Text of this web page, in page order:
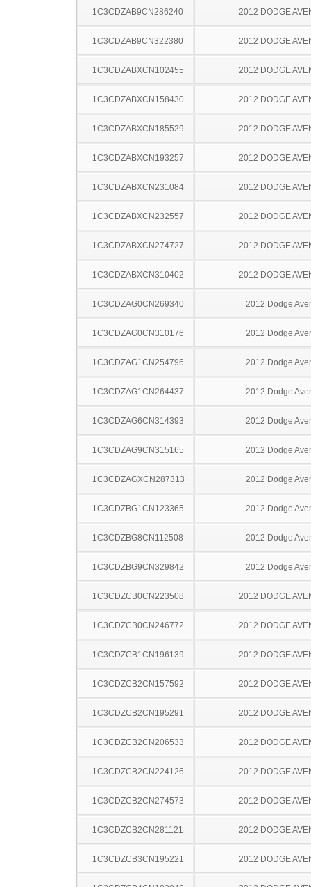
1C3CDZAB9CN286240 2012 DODGE
1C3CDZAB9CN322380 2012 DODGE
1C3CDZABXCN102455 2012 DODGE
1C3CDZABXCN158430 2012 DODGE
1C3CDZABXCN185529 2012 DODGE
1C3CDZABXCN193257 2012 DODGE
1C3CDZABXCN231084 2012 DODGE
1C3CDZABXCN232557 2012 DODGE
1C3CDZABXCN274727 2012 DODGE
1C3CDZABXCN310402 2012 DODGE
1C3CDZAG0CN269340 2012 Dodge
1C3CDZAG0CN310176 2012 Dodge
1C3CDZAG1CN254796 2012 Dodge
1C3CDZAG1CN264437 2012 Dodge
1C3CDZAG6CN314393 2012 Dodge
1C3CDZAG9CN315165 2012 Dodge
1C3CDZAGXCN287313 2012 Dodge
1C3CDZBG1CN123365 2012 Dodge
1C3CDZBG8CN112508 2012 Dodge
1C3CDZBG9CN329842 2012 Dodge
1C3CDZCB0CN223508 2012 DODGE
1C3CDZCB0CN246772 2012 DODGE
1C3CDZCB1CN196139 2012 DODGE
1C3CDZCB2CN157592 2012 DODGE
1C3CDZCB2CN195291 2012 DODGE
1C3CDZCB2CN206533 2012 DODGE
1C3CDZCB2CN224126 2012 DODGE
1C3CDZCB2CN274573 2012 DODGE
1C3CDZCB2CN281121 2012 DODGE
1C3CDZCB3CN195221 2012 DODGE